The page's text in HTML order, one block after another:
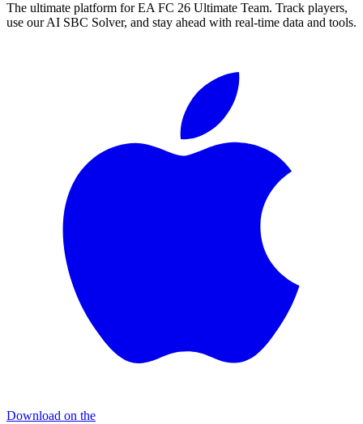
The ultimate platform for EA FC 26 Ultimate Team. Track players,
use our AI SBC Solver, and stay ahead with real-time data and tools.
Download on the